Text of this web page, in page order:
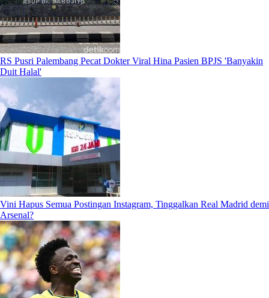
RS Pusri Palembang Pecat Dokter Viral Hina Pasien BPJS 'Banyakin
Duit Halal'
Vini Hapus Semua Postingan Instagram, Tinggalkan Real Madrid demi
Arsenal?